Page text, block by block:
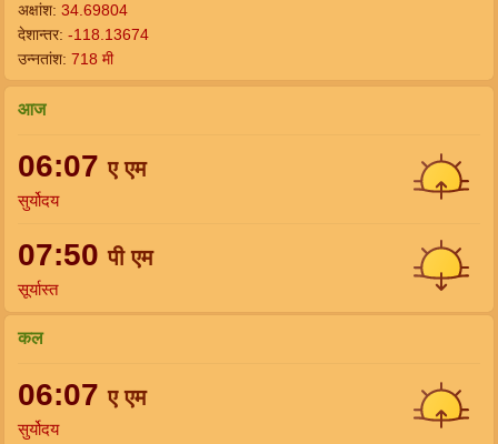
अक्षांश: 34.69804
देशान्तर: -118.13674
उन्नतांश: 718 मी
आज
06:07ए एम
सुर्योदय
07:50पी एम
सूर्यास्त
कल
06:07ए एम
सुर्योदय